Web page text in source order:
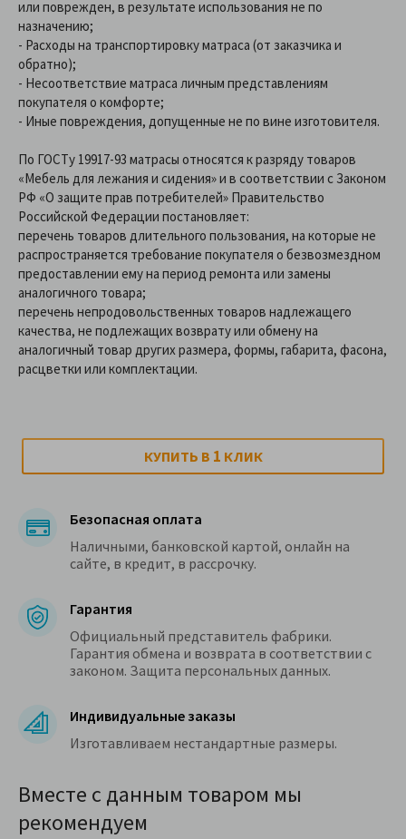
или поврежден, в результате использования не по
назначению;
- Расходы на транспортировку матраса (от заказчика и
обратно);
- Несоответствие матраса личным представлениям
покупателя о комфорте;
- Иные повреждения, допущенные не по вине изготовителя.
По ГОСТу 19917-93 матрасы относятся к разряду товаров
«Мебель для лежания и сидения» и в соответствии с Законом
РФ «О защите прав потребителей» Правительство
Российской Федерации постановляет:
перечень товаров длительного пользования, на которые не
распространяется требование покупателя о безвозмездном
предоставлении ему на период ремонта или замены
аналогичного товара;
перечень непродовольственных товаров надлежащего
качества, не подлежащих возврату или обмену на
аналогичный товар других размера, формы, габарита, фасона,
расцветки или комплектации.
КУПИТЬ В 1 КЛИК
Безопасная оплата
Наличными, банковской картой, онлайн на
сайте, в кредит, в рассрочку.
Гарантия
Официальный представитель фабрики.
Гарантия обмена и возврата в соответствии с
законом. Защита персональных данных.
Индивидуальные заказы
Изготавливаем нестандартные размеры.
Вместе с данным товаром мы
рекомендуем